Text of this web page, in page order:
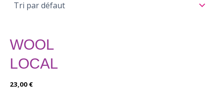
WOOL
LOCAL
23,00 €